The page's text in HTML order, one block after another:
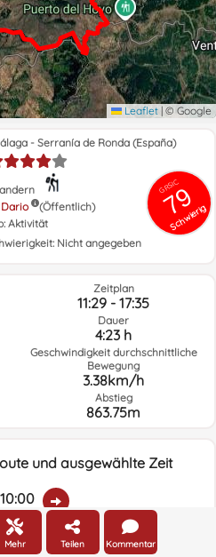
Leaflet | © Google
GRSIC
79
Schwierig
- Serranía de Ronda (España)
Dario
(Öffentlich)
Aktivität
Nicht angegeben
Zeitplan
11:29 - 17:35
Dauer
4:23 h
Geschwindigkeit durchschnittliche
Bewegung
3.38km/h
Abstieg
863.75m
und ausgewählte Zeit
10:00
Geschwindigkeit
Windrichtung
Mehr Teilen Kommentar